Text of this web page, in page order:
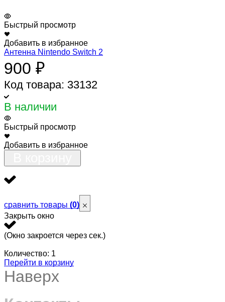
Быстрый просмотр
Добавить в избранное
Антенна Nintendo Switch 2
900 ₽
Код товара: 33132
В наличии
Быстрый просмотр
Добавить в избранное
сравнить товары (0)
Закрыть окно
(Окно закроется через сек.)
Количество: 1
Перейти в корзину
Наверх